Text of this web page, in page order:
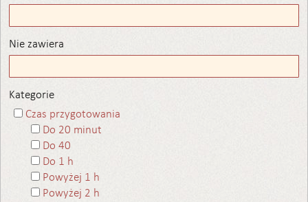
Nie zawiera
Kategorie
Czas przygotowania
Do 20 minut
Do 40
Do 1 h
Powyżej 1 h
Powyżej 2 h